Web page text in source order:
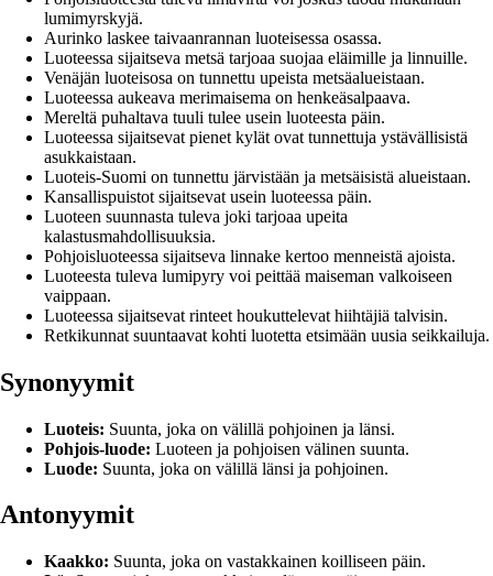
lumimyrskyjä.
Aurinko laskee taivaanrannan luoteisessa osassa.
Luoteessa sijaitseva metsä tarjoaa suojaa eläimille ja linnuille.
Venäjän luoteisosa on tunnettu upeista metsäalueistaan.
Luoteessa aukeava merimaisema on henkeäsalpaava.
Mereltä puhaltava tuuli tulee usein luoteesta päin.
Luoteessa sijaitsevat pienet kylät ovat tunnettuja ystävällisistä
asukkaistaan.
Luoteis-Suomi on tunnettu järvistään ja metsäisistä alueistaan.
Kansallispuistot sijaitsevat usein luoteessa päin.
Luoteen suunnasta tuleva joki tarjoaa upeita
kalastusmahdollisuuksia.
Pohjoisluoteessa sijaitseva linnake kertoo menneistä ajoista.
Luoteesta tuleva lumipyry voi peittää maiseman valkoiseen
vaippaan.
Luoteessa sijaitsevat rinteet houkuttelevat hiihtäjiä talvisin.
Retkikunnat suuntaavat kohti luotetta etsimään uusia seikkailuja.
Synonyymit
Luoteis: Suunta, joka on välillä pohjoinen ja länsi.
Pohjois-luode: Luoteen ja pohjoisen välinen suunta.
Luode: Suunta, joka on välillä länsi ja pohjoinen.
Antonyymit
Kaakko: Suunta, joka on vastakkainen koilliseen päin.